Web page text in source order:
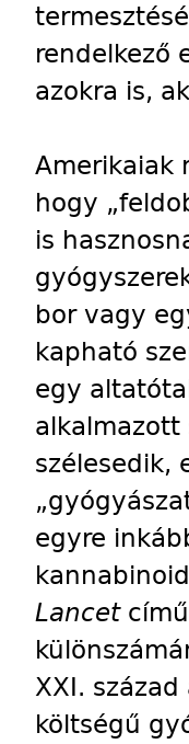
rendelkező
azokra is,
Amerikaiak
hogy
is
bor vagy
kapható
egy
alkalmazott
szélesedik,
egyre
Lancetcímű
XXI.
költségű